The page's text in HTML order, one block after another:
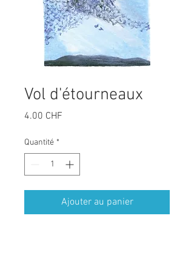
Vol d'étourneaux
4.00 CHF
Quantité *
Ajouter au panier